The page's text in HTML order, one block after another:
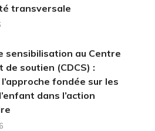
transversale
sensibilisation au Centre
de soutien (CDCS) :
fondée sur les
dans l’action